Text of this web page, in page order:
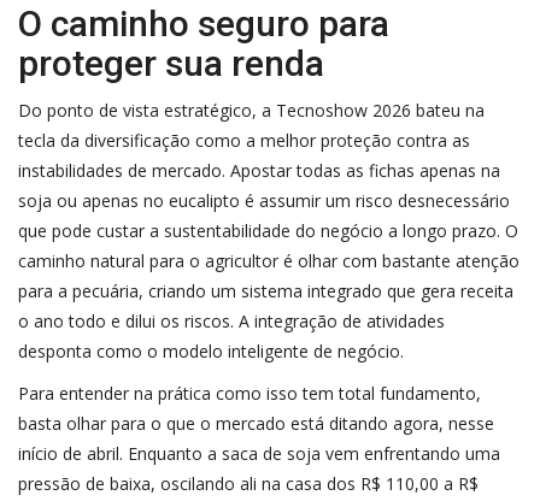
O caminho seguro para
proteger sua renda
Do ponto de vista estratégico, a Tecnoshow 2026 bateu na
tecla da diversificação como a melhor proteção contra as
instabilidades de mercado. Apostar todas as fichas apenas na
soja ou apenas no eucalipto é assumir um risco desnecessário
que pode custar a sustentabilidade do negócio a longo prazo. O
caminho natural para o agricultor é olhar com bastante atenção
para a pecuária, criando um sistema integrado que gera receita
o ano todo e dilui os riscos. A integração de atividades
desponta como o modelo inteligente de negócio.
Para entender na prática como isso tem total fundamento,
basta olhar para o que o mercado está ditando agora, nesse
início de abril. Enquanto a saca de soja vem enfrentando uma
pressão de baixa, oscilando ali na casa dos R$ 110,00 a R$